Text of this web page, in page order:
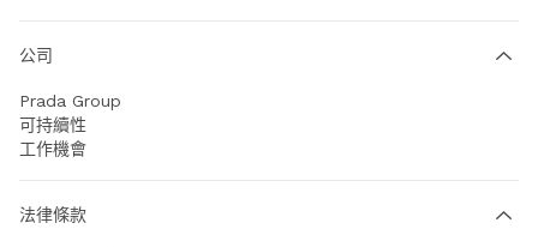
公司
Prada Group
可持續性
工作機會
法律條款